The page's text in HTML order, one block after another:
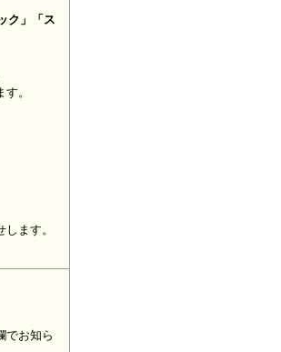
ク」「ス
。
ます。
でお知ら